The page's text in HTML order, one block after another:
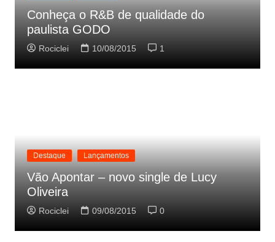
Conheça o R&B de qualidade do
paulista GODO
Rociclei 10/08/2015 1
Destaque Lançamentos
Vão Apontar – novo single de Lucy
Oliveira
Rociclei 09/08/2015 0